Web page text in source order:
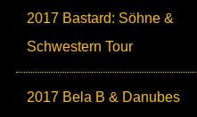
2017 Bastard: Söhne &
Schwestern Tour
2017 Bela B & Danubes